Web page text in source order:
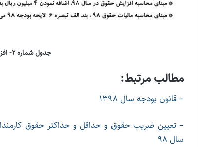
جدول شماره 2- افزایش حقوق با فرض افزایش تا 10 درصد
مطالب مرتبط:
– قانون بودجه سال 1398
– تعیین ضریب حقوق و حداقل و حداکثر حقوق
سال 98